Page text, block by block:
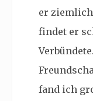
er
findet er
fand ich